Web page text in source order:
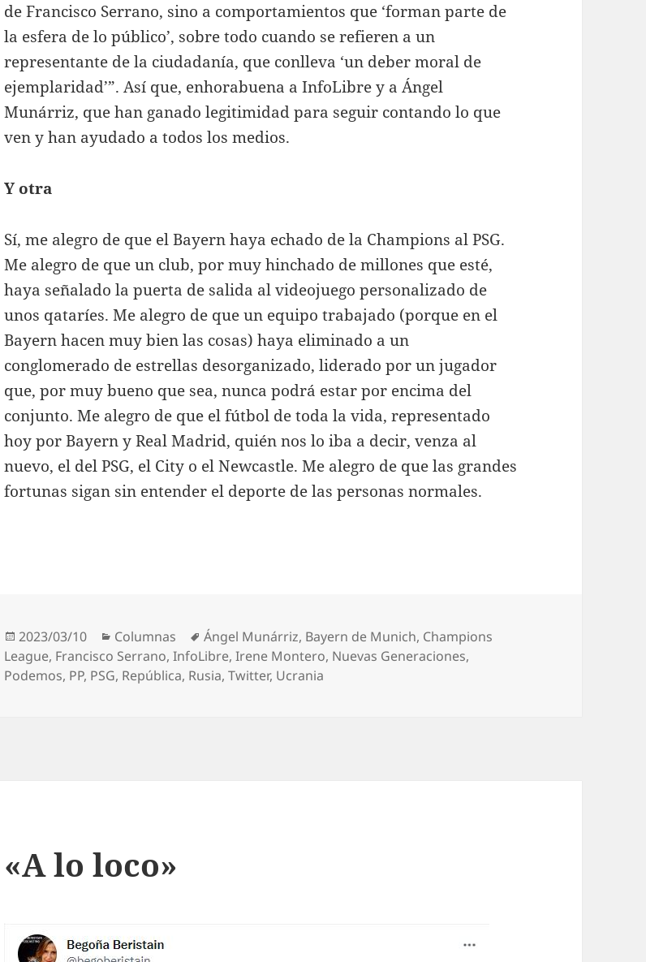
de Francisco Serrano, sino a comportamientos que ‘forman parte de
la esfera de lo público’, sobre todo cuando se refieren a un
representante de la ciudadanía, que conlleva ‘un deber moral de
ejemplaridad’”. Así que, enhorabuena a InfoLibre y a Ángel
Munárriz, que han ganado legitimidad para seguir contando lo que
ven y han ayudado a todos los medios.
Y otra
Sí, me alegro de que el Bayern haya echado de la Champions al PSG.
Me alegro de que un club, por muy hinchado de millones que esté,
haya señalado la puerta de salida al videojuego personalizado de
unos qataríes. Me alegro de que un equipo trabajado (porque en el
Bayern hacen muy bien las cosas) haya eliminado a un
conglomerado de estrellas desorganizado, liderado por un jugador
que, por muy bueno que sea, nunca podrá estar por encima del
conjunto. Me alegro de que el fútbol de toda la vida, representado
hoy por Bayern y Real Madrid, quién nos lo iba a decir, venza al
nuevo, el del PSG, el City o el Newcastle. Me alegro de que las grandes
fortunas sigan sin entender el deporte de las personas normales.
Publicado
el
2023/03/10 Categorías
Columnas Etiquetas
Ángel Munárriz, Bayern de Munich, Champions
League, Francisco Serrano,InfoLibre,Irene Montero, Nuevas Generaciones,
Podemos, PP, PSG, República, Rusia,Twitter, Ucrania
«A lo loco»